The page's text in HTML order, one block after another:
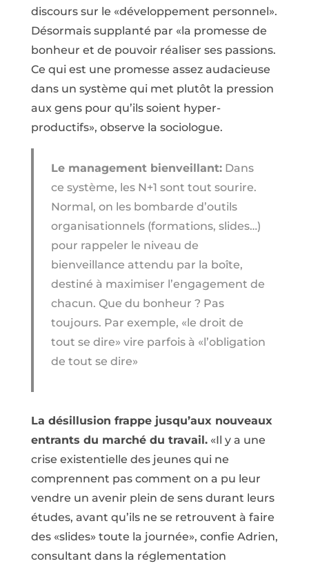
discours sur le «développement personnel».
Désormais supplanté par «la promesse de
bonheur et de pouvoir réaliser ses passions.
Ce qui est une promesse assez audacieuse
dans un système qui met plutôt la pression
aux gens pour qu’ils soient hyper-
productifs», observe la sociologue.
Le management bienveillant:Dans
ce système, les N+1 sont tout sourire.
Normal, on les bombarde d’outils
organisationnels (formations, slides…)
pour rappeler le niveau de
bienveillance attendu par la boîte,
destiné à maximiser l’engagement de
chacun. Que du bonheur ? Pas
toujours. Par exemple, «le droit de
tout se dire» vire parfois à «l’obligation
de tout se dire»
La désillusion frappe jusqu’aux nouveaux
entrants du marché du travail.«Il y a une
crise existentielle des jeunes qui ne
comprennent pas comment on a pu leur
vendre un avenir plein de sens durant leurs
études, avant qu’ils ne se retrouvent à faire
des «slides» toute la journée», confie Adrien,
consultant dans la réglementation